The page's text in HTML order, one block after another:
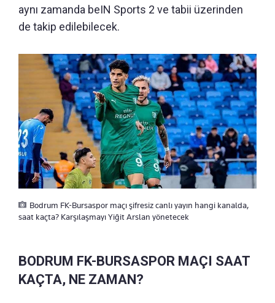
aynı zamanda beIN Sports 2 ve tabii üzerinden
de takip edilebilecek.
Bodrum FK-Bursaspor maçı şifresiz canlı yayın hangi kanalda,
saat kaçta? Karşılaşmayı Yiğit Arslan yönetecek
BODRUM FK-BURSASPOR MAÇI SAAT
KAÇTA, NE ZAMAN?